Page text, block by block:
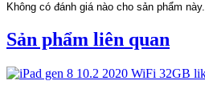
Không có đánh giá nào cho sản phẩm này.
Sản phẩm liên quan